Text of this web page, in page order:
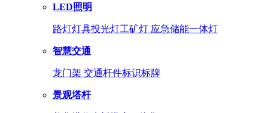
LED照明
路灯灯具投光灯工矿灯 应急储能一体灯
智慧交通
龙门架 交通杆件标识标牌
景观塔杆